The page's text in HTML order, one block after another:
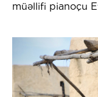
müəllifi pianoçu